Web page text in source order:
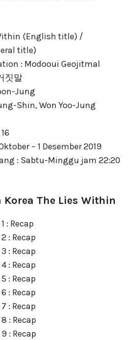
(English title) /
title)
: Modooui Geojitmal
짓말
Jung
Shin, Won Yoo-Jung
– 1 Desember 2019
: Sabtu-Minggu jam 22:20
The Lies Within
: Recap
: Recap
: Recap
: Recap
: Recap
: Recap
: Recap
: Recap
: Recap